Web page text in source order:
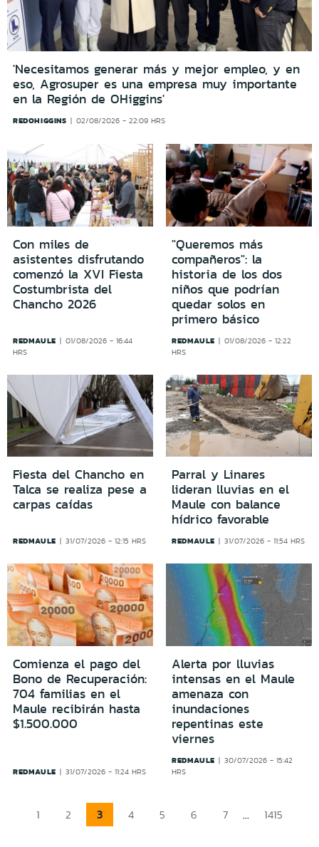
'Necesitamos generar más y mejor empleo, y en
eso, Agrosuper es una empresa muy importante
en la Región de OHiggins'
REDOHIGGINS 02/08/2026 - 22:09 HRS
Con miles de
asistentes disfrutando
comenzó la XVI Fiesta
Costumbrista del
Chancho 2026
REDMAULE
01/08/2026 - 16:44
HRS
"Queremos más
compañeros": la
historia de los dos
niños que podrían
quedar solos en
primero básico
REDMAULE
01/08/2026 - 12:22
HRS
Fiesta del Chancho en
Talca se realiza pese a
carpas caídas
REDMAULE 31/07/2026 - 12:15 HRS
Parral y Linares
lideran lluvias en el
Maule con balance
hídrico favorable
REDMAULE 31/07/2026 - 11:54 HRS
Comienza el pago del
Bono de Recuperación:
704 familias en el
Maule recibirán hasta
$1.500.000
REDMAULE 31/07/2026 - 11:24 HRS
Alerta por lluvias
intensas en el Maule
amenaza con
inundaciones
repentinas este
viernes
REDMAULE
30/07/2026 - 15:42
HRS
1 2 3 4 5 6 7 ... 1415